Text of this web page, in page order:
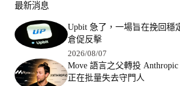
最新消息
Upbit 急了，一場旨在挽回穩
倉促反擊
2026/08/07
Move 語言之父轉投
正在批量失去守門人